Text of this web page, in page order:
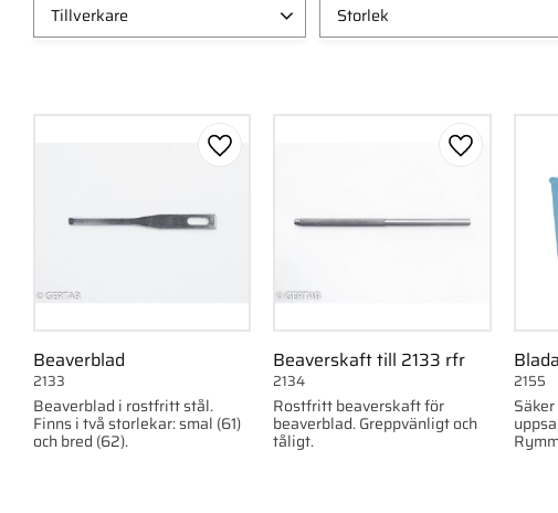
Tillverkare
Storlek
Beaverblad
Beaverblad i rostfritt stål.
Finns i två storlekar: smal (61)
och bred (62).
2133
Lägg till i favoriter
Beaverskaft till 2133 rfr
Rostfritt beaverskaft för
beaverblad. Greppvänligt och
tåligt.
2134
Lägg till i
2155